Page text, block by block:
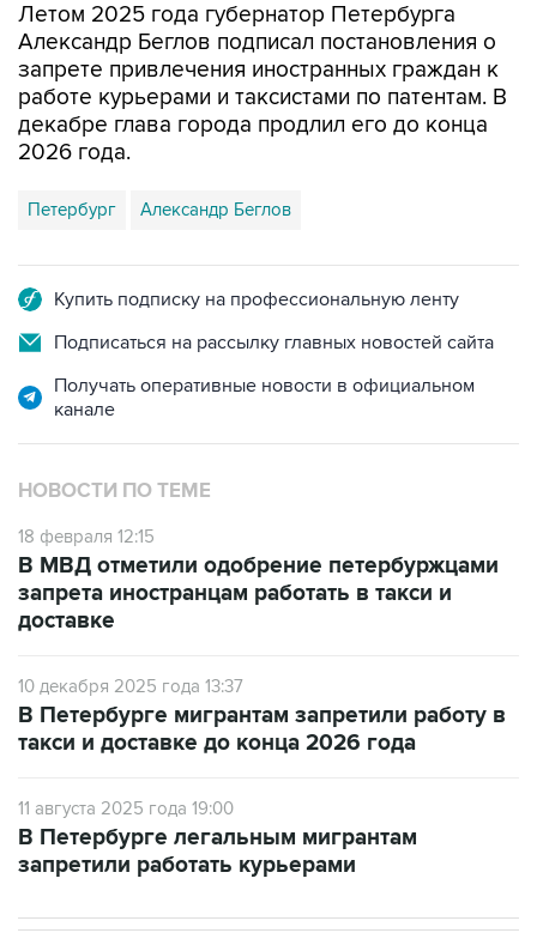
Летом 2025 года губернатор Петербурга
Александр Беглов подписал постановления о
запрете привлечения иностранных граждан к
работе курьерами и таксистами по патентам. В
декабре глава города продлил его до конца
2026 года.
Петербург Александр Беглов
Купить подписку на профессиональную ленту
Подписаться на рассылку главных новостей сайта
Получать оперативные новости в официальном
канале
НОВОСТИ ПО ТЕМЕ
18 февраля 12:15
В МВД отметили одобрение петербуржцами
запрета иностранцам работать в такси и
доставке
10 декабря 2025 года 13:37
В Петербурге мигрантам запретили работу в
такси и доставке до конца 2026 года
11 августа 2025 года 19:00
В Петербурге легальным мигрантам
запретили работать курьерами